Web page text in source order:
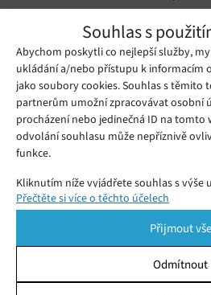
Souhlas s
Abychom poskytli co nejlepší služby,
ukládání a/nebo přístupu k informacím
jako soubory cookies. Souhlas s těmito
partnerům umožní zpracovávat osobní
procházení nebo jedinečná ID na tomto
odvolání souhlasu může nepříznivě
funkce.
Kliknutím níže vyjádřete souhlas s výše
podrobnější rozhodnutí. Vaše volby
pomocí přepínačů v Zásadách cookies
Spravovat souhlas ve spodní části
Přečtěte si více o těchto účelech
Přijmout vše
Odmítnout
od značky Motorola.
Velké
koupit v roce
Středa 05. 11. 2025
Srovnání